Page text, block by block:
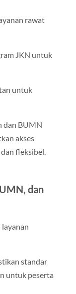
rawat
JKN untuk
untuk
dan BUMN
akses
fleksibel.
dan
standar
untuk peserta